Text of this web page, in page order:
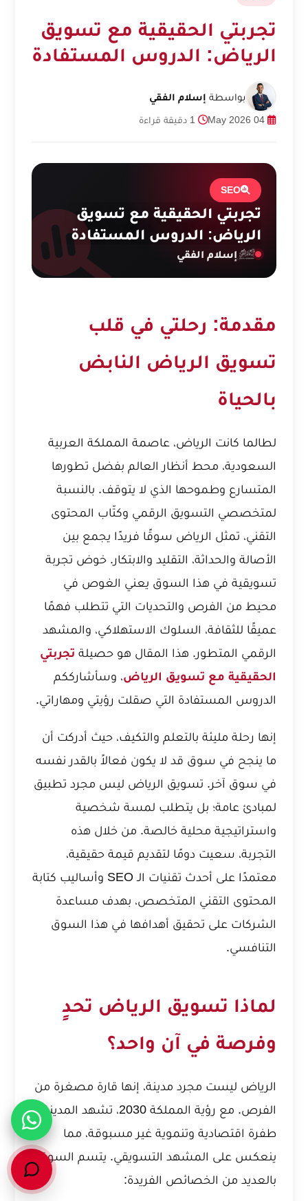
تجربتي الحقيقية مع تسويق
الرياض: الدروس المستفادة
بواسطة إسلام الفقي
SEO
تجربتي الحقيقية مع تسويق
الرياض: الدروس المستفادة
إسلام الفقي
مقدمة: رحلتي في قلب
تسويق الرياض النابض
بالحياة
لطالما كانت الرياض، عاصمة المملكة العربية
السعودية، محط أنظار العالم بفضل تطورها
المتسارع وطموحها الذي لا يتوقف. بالنسبة
لمتخصصي التسويق الرقمي وكتّاب المحتوى
التقني، تمثل الرياض سوقًا فريدًا يجمع بين
الأصالة والحداثة، التقليد والابتكار. خوض تجربة
تسويقية في هذا السوق يعني الغوص في
محيط من الفرص والتحديات التي تتطلب فهمًا
عميقًا للثقافة، السلوك الاستهلاكي، والمشهد
الرقمي المتطور. هذا المقال هو حصيلة تجربتي
الحقيقية مع تسويق الرياض، وسأشارككم
الدروس المستفادة التي صقلت رؤيتي ومهاراتي.
إنها رحلة مليئة بالتعلم والتكيف، حيث أدركت أن
ما ينجح في سوق قد لا يكون فعالاً بالقدر نفسه
في سوق آخر. تسويق الرياض ليس مجرد تطبيق
لمبادئ عامة؛ بل يتطلب لمسة شخصية
واستراتيجية محلية خالصة. من خلال هذه
التجربة، سعيت دومًا لتقديم قيمة حقيقية،
معتمدًا على أحدث تقنيات الـ SEO وأساليب كتابة
المحتوى التقني المتخصص، بهدف مساعدة
الشركات على تحقيق أهدافها في هذا السوق
التنافسي.
لماذا تسويق الرياض تحدٍ
وفرصة في آن واحد؟
الرياض ليست مجرد مدينة، إنها قارة مصغرة من
الفرص. مع رؤية المملكة 2030، تشهد المدينة
طفرة اقتصادية وتنموية غير مسبوقة، مما
ينعكس على المشهد التسويقي. يتسم السوق
بالعديد من الخصائص الفريدة: